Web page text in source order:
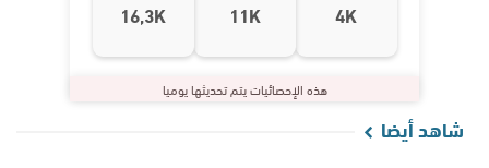
4K
11K
16,3K
هذه الإحصائيات يتم تحديثها يوميا
شاهد أيضا